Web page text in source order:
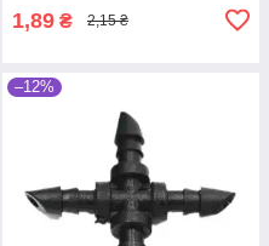
1,89 ₴ 2,15 ₴
–12%